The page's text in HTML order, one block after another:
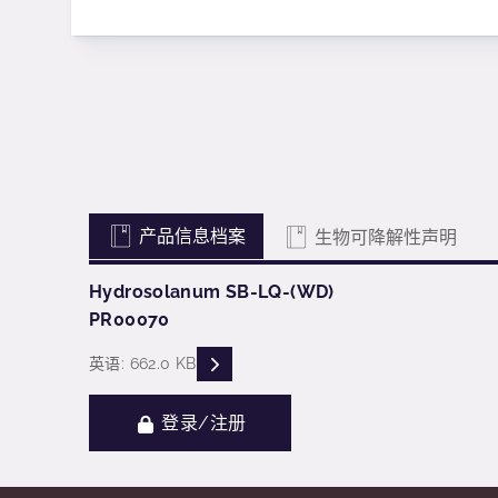
产品信息档案 生物可降解性声明
Hydrosolanum SB-LQ-(WD)
PR00070
英语: 662.0 KB READ DESCRIPTIONS
登录/注册